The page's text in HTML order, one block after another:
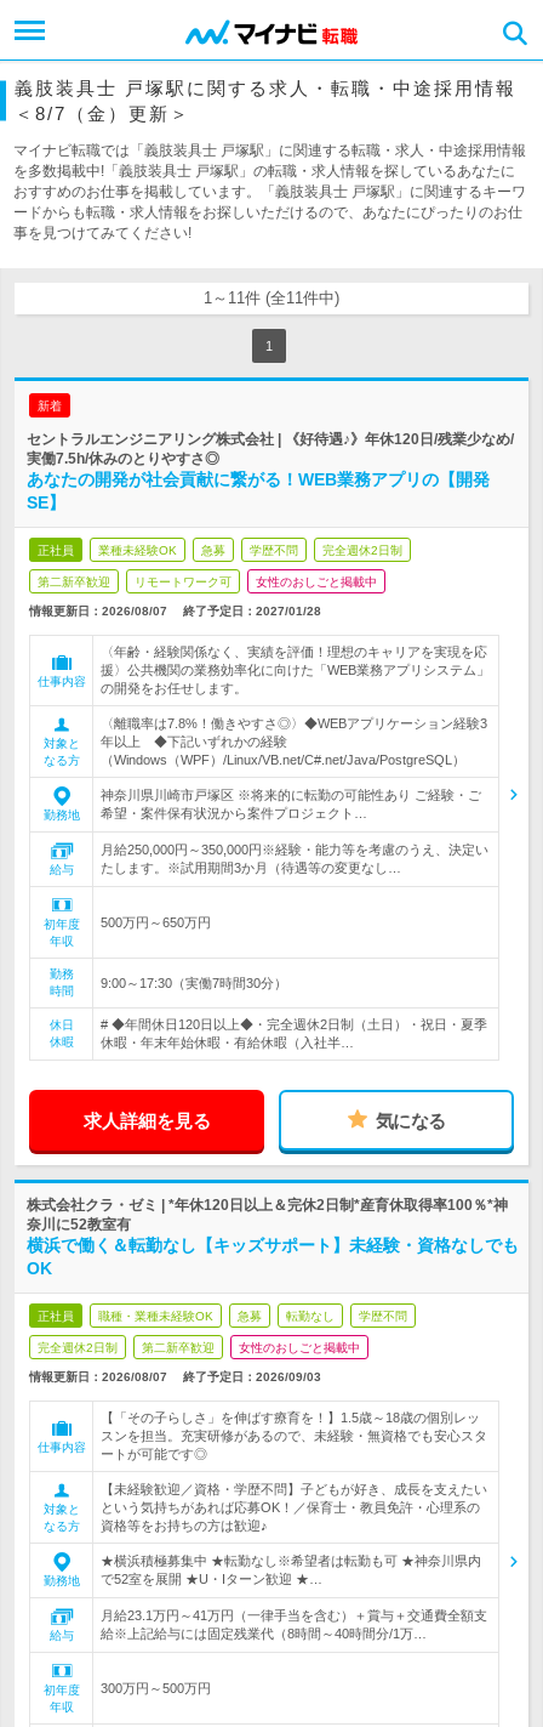
義肢装具士 戸塚駅に関する求人・転職・中途採用情報
＜8/7（金）更新＞
マイナビ転職では「義肢装具士 戸塚駅」に関連する転職・求人・中途採用情報
を多数掲載中!「義肢装具士 戸塚駅」の転職・求人情報を探しているあなたに
おすすめのお仕事を掲載しています。「義肢装具士 戸塚駅」に関連するキーワ
ードからも転職・求人情報をお探しいただけるので、あなたにぴったりのお仕
事を見つけてみてください!
1～11件 (全11件中)
1
新着
セントラルエンジニアリング株式会社 | 《好待遇♪》年休120日/残業少なめ/
実働7.5h/休みのとりやすさ◎
あなたの開発が社会貢献に繋がる！WEB業務アプリの【開発
SE】
正社員 業種未経験OK 急募 学歴不問 完全週休2日制
第二新卒歓迎 リモートワーク可 女性のおしごと掲載中
情報更新日：2026/08/07 終了予定日： 2027/01/28
仕事内容
〈年齢・経験関係なく、実績を評価！理想のキャリアを実現を応
援〉公共機関の業務効率化に向けた「WEB業務アプリシステム」
の開発をお任せします。
対象と
なる方
〈離職率は7.8%！働きやすさ◎〉◆WEBアプリケーション経験3
年以上 ◆下記いずれかの経験
（Windows（WPF）/Linux/VB.net/C#.net/Java/PostgreSQL）
勤務地
神奈川県川崎市戸塚区 ※将来的に転勤の可能性あり ご経験・ご
希望・案件保有状況から案件プロジェクト…
給与
月給250,000円～350,000円※経験・能力等を考慮のうえ、決定い
たします。※試用期間3か月（待遇等の変更なし…
初年度
年収
500万円～650万円
勤務
時間
9:00～17:30（実働7時間30分）
休日
休暇
# ◆年間休日120日以上◆・完全週休2日制（土日）・祝日・夏季
休暇・年末年始休暇・有給休暇（入社半…
求人詳細を見る 気になる
株式会社クラ・ゼミ | *年休120日以上＆完休2日制*産育休取得率100％*神
奈川に52教室有
横浜で働く＆転勤なし【キッズサポート】未経験・資格なしでも
OK
正社員 職種・業種未経験OK 急募 転勤なし 学歴不問
完全週休2日制 第二新卒歓迎 女性のおしごと掲載中
情報更新日：2026/08/07 終了予定日： 2026/09/03
仕事内容
【「その子らしさ」を伸ばす療育を！】1.5歳～18歳の個別レッ
スンを担当。充実研修があるので、未経験・無資格でも安心スタ
ートが可能です◎
対象と
なる方
【未経験歓迎／資格・学歴不問】子どもが好き、成長を支えたい
という気持ちがあれば応募OK！／保育士・教員免許・心理系の
資格等をお持ちの方は歓迎♪
勤務地
★横浜積極募集中 ★転勤なし※希望者は転勤も可 ★神奈川県内
で52室を展開 ★U・Iターン歓迎 ★…
給与
月給23.1万円～41万円（一律手当を含む）＋賞与＋交通費全額支
給※上記給与には固定残業代（8時間～40時間分/1万…
初年度
年収
300万円～500万円